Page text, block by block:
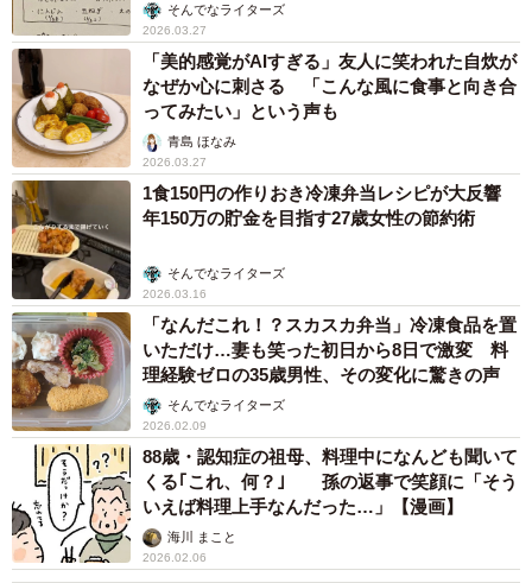
そんでなライターズ
2026.03.27
「美的感覚がAIすぎる」友人に笑われた自炊が
なぜか心に刺さる 「こんな風に食事と向き合
ってみたい」という声も
青島 ほなみ
2026.03.27
1食150円の作りおき冷凍弁当レシピが大反響
年150万の貯金を目指す27歳女性の節約術
そんでなライターズ
2026.03.16
「なんだこれ！？スカスカ弁当」冷凍食品を置
いただけ…妻も笑った初日から8日で激変 料
理経験ゼロの35歳男性、その変化に驚きの声
そんでなライターズ
2026.02.09
88歳・認知症の祖母、料理中になんども聞いて
くる｢これ、何？｣ 孫の返事で笑顔に「そう
いえば料理上手なんだった…」【漫画】
海川 まこと
2026.02.06